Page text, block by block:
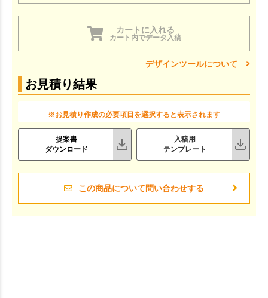
カートに入れる
カート内でデータ入稿
デザインツールについて
お見積り結果
※お見積り作成の必要項目を選択すると表示されます
提案書
ダウンロード
入稿用
テンプレート
この商品について問い合わせする